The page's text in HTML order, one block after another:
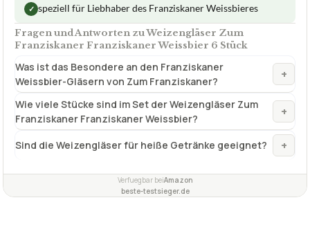
✓ speziell für Liebhaber des Franziskaner Weissbieres
Fragen und Antworten zu Weizengläser Zum
Franziskaner Franziskaner Weissbier 6 Stück
Was ist das Besondere an den Franziskaner
Weissbier-Gläsern von Zum Franziskaner?
+
Wie viele Stücke sind im Set der Weizengläser Zum
Franziskaner Franziskaner Weissbier?
+
Sind die Weizengläser für heiße Getränke geeignet? +
Verfuegbar beiAmazon
beste-testsieger.de